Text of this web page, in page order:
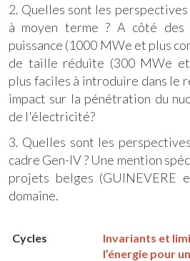
2. Quelles sont les
à moyen terme ? A côté des
puissance (1000 MWe et plus
de taille réduite (300 MWe et
plus faciles à introduire dans le
impact sur la pénétration du
de l'électricité?
3. Quelles sont les
cadre Gen-IV ? Une mention
projets belges (GUINEVERE
domaine.
Cycles
Invariants et
l’énergie pour